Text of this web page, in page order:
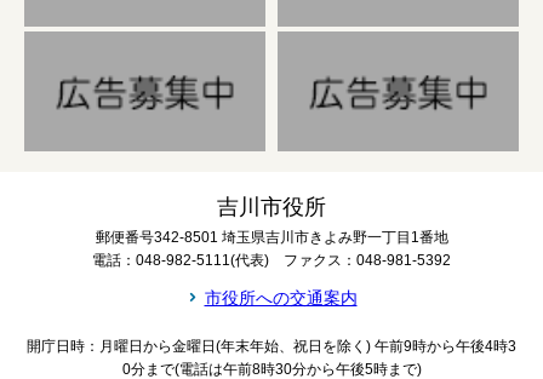
吉川市役所
郵便番号342-8501 埼玉県吉川市きよみ野一丁目1番地
電話：048-982-5111(代表) ファクス：048-981-5392
市役所への交通案内
開庁日時：月曜日から金曜日(年末年始、祝日を除く) 午前9時から午後4時3
0分まで(電話は午前8時30分から午後5時まで)